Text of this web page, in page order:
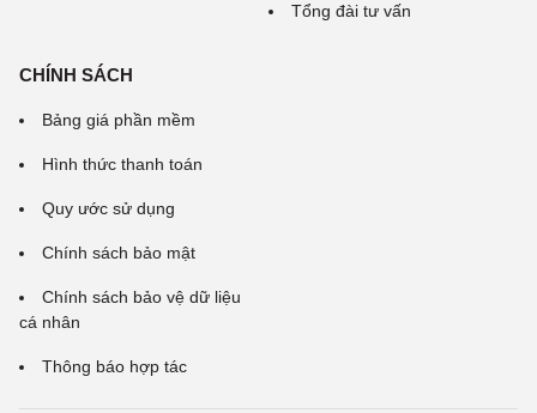
Tổng đài tư vấn
CHÍNH SÁCH
Bảng giá phần mềm
Hình thức thanh toán
Quy ước sử dụng
Chính sách bảo mật
Chính sách bảo vệ dữ liệu
cá nhân
Thông báo hợp tác